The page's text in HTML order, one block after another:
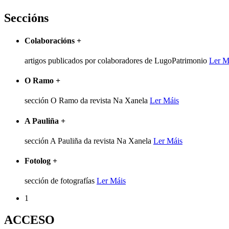
Seccións
Colaboracións +
artigos publicados por colaboradores de LugoPatrimonio Ler
O Ramo +
sección O Ramo da revista Na Xanela Ler Máis
A Pauliña +
sección A Pauliña da revista Na Xanela Ler Máis
Fotolog +
sección de fotografías Ler Máis
1
ACCESO